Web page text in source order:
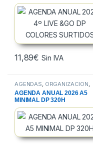
11,89€ Sin IVA
AGENDAS ORGANIZACION
PAPELERIA
AGENDA ANUAL 2026 A5
MINIMAL DP 320H